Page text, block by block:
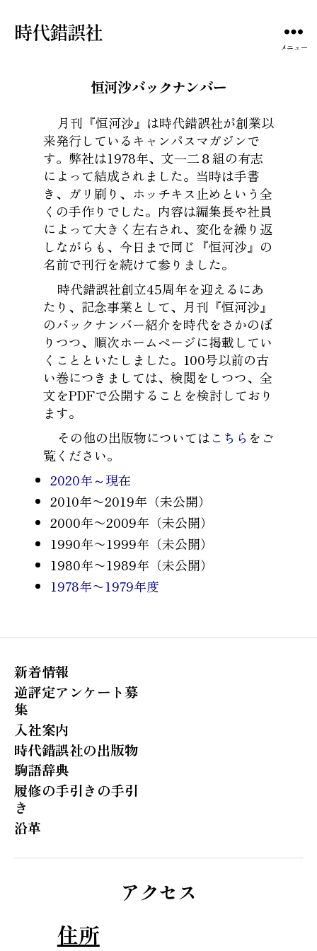
時代錯誤社
メニュー
恒河沙バックナンバー
月刊『恒河沙』は時代錯誤社が創業以
来発行しているキャンパスマガジンで
す。弊社は1978年、文一二８組の有志
によって結成されました。当時は手書
き、ガリ刷り、ホッチキス止めという全
くの手作りでした。内容は編集長や社員
によって大きく左右され、変化を繰り返
しながらも、今日まで同じ『恒河沙』の
名前で刊行を続けて参りました。
時代錯誤社創立45周年を迎えるにあ
たり、記念事業として、月刊『恒河沙』
のバックナンバー紹介を時代をさかのぼ
りつつ、順次ホームページに掲載してい
くことといたしました。100号以前の古
い巻につきましては、検閲をしつつ、全
文をPDFで公開することを検討しており
ます。
その他の出版物についてはこちら をご
覧ください。
2020年～現在
2010年〜2019年（未公開）
2000年〜2009年（未公開）
1990年〜1999年（未公開）
1980年〜1989年（未公開）
1978年〜1979年度
新着情報
逆評定アンケート募
集
入社案内
時代錯誤社の出版物
駒語辞典
履修の手引きの手引
き
沿革
アクセス
住所